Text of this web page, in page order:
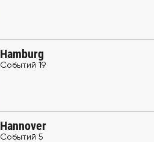
Hamburg
Событий 19
Hannover
Событий 5